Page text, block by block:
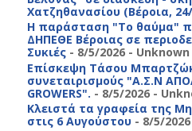
Χατζηθανασίου (Βέροια,
Η παράσταση "Το θαύμα"
ΔΗΠΕΘΕ Βέροιας σε
Συκιές- 8/5/2026- Unknown
Επίσκεψη Τάσου
συνεταιρισμούς "Α.Σ.Ν
GROWERS". - 8/5/2026-
Κλειστά τα γραφεία της
στις 6 Αυγούστου- 8/5/2026